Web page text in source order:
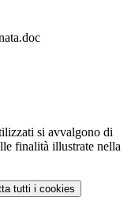
si avvalgono di
finalità illustrate nella
tutti i cookies